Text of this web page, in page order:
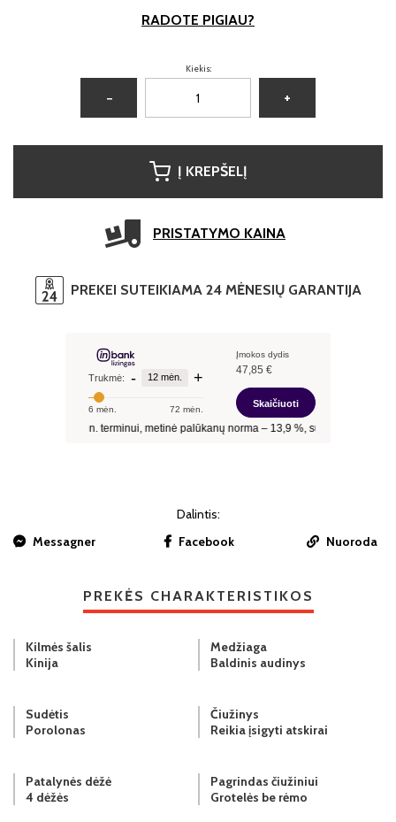
RADOTE PIGIAU?
Kiekis:
− +
Į KREPŠELĮ
PRISTATYMO KAINA
PREKEI SUTEIKIAMA 24 MĖNESIŲ GARANTIJA
Dalintis:
Messagner
Facebook Nuoroda
PREKĖS CHARAKTERISTIKOS
Kilmės šalis
Kinija
Medžiaga
Baldinis audinys
Sudėtis
Porolonas
Čiužinys
Reikia įsigyti atskirai
Patalynės dėžė
4 dėžės
Pagrindas čiužiniui
Grotelės be rėmo